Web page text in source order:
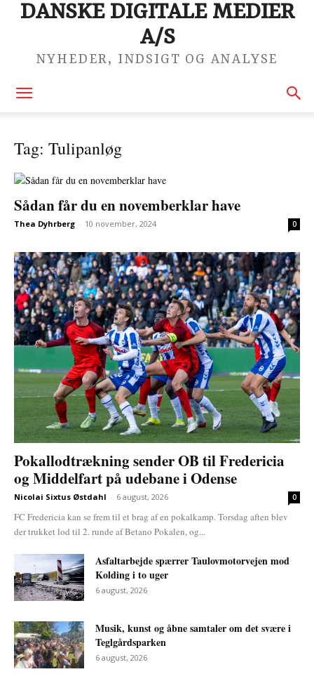
DANSKE DIGITALE MEDIER
A/S
NYHEDER, INDSIGT OG ANALYSE
Tag: Tulipanløg
Sådan får du en novemberklar have
Thea Dyhrberg - 10 november, 2024 0
Pokallodtrækning sender OB til Fredericia
og Middelfart på udebane i Odense
Nicolai Sixtus Østdahl - 6 august, 2026 0
FC Fredericia kan se frem til et brag af en pokalkamp. Torsdag aften blev
der trukket lod til 2. runde af Betano Pokalen, og...
Asfaltarbejde spærrer Taulovmotorvejen mod
Kolding i to uger
6 august, 2026
Musik, kunst og åbne samtaler om det svære i
Teglgårdsparken
6 august, 2026